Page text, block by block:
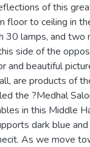
of this
floor to ceiling in
30 lamps, and two
side of the
and beautiful
are products of
the ?Medhal
in this Middle
dark blue
As we move